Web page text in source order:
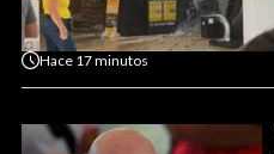
Hace 17 minutos